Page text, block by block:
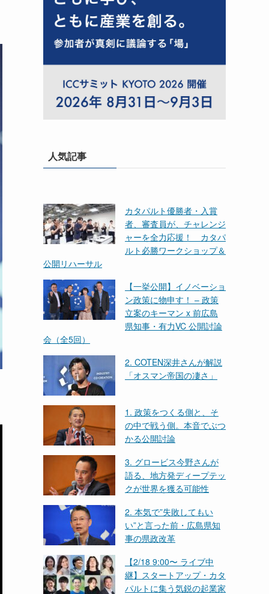
人気記事
カタパルト優勝者・入賞
者、審査員が、チャレンジ
ャーを全力応援！ カタパ
ルト必勝ワークショップ＆
公開リハーサル
【一挙公開】イノベーショ
ン政策に物申す！ – 政策
立案のキーマン x 前広島
県知事・有力VC 公開討論
会（全5回）
2. COTEN深井さんが解説
「オスマン帝国の凄さ」
1. 政策をつくる側と、そ
の中で戦う側。本音でぶつ
かる公開討論
3. グロービス今野さんが
語る、地方発ディープテッ
クが世界を獲る可能性
2. 本気で”失敗してもい
い”と言った前・広島県知
事の県政改革
【2/18 9:00〜 ライブ中
継】スタートアップ・カタ
パルトに集う気鋭の起業家